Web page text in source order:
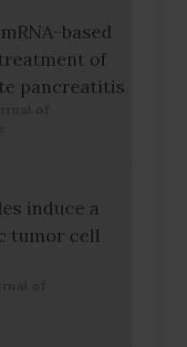
based
of
pancreatitis
induce a
tumor cell